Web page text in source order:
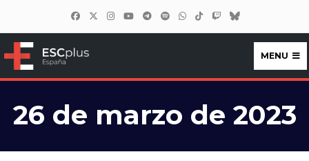
ESCplus España
MENU
26 de marzo de 2023